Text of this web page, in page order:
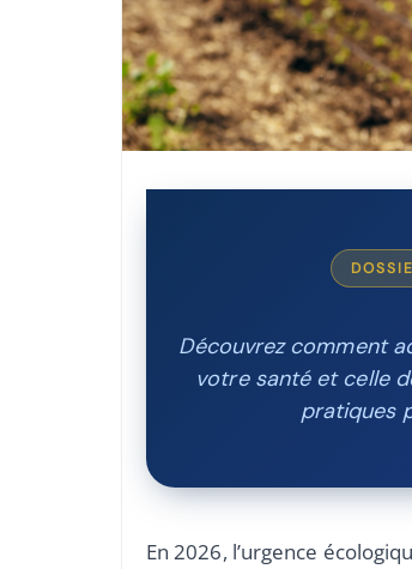
Découvrez comment
votre santé et celle
pratiques
En 2026, l’urgence